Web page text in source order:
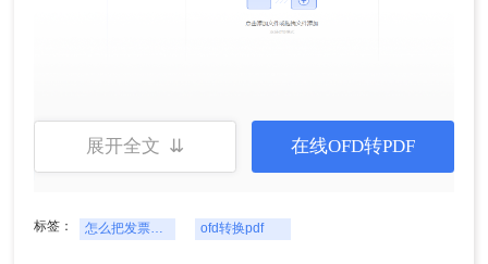
二、使用在线转换工具
具也支持OFD转PDF的功能。这些工具无需安装，
展开全文 ⇊ 在线OFD转PDF
标签： 怎么把发票ofd转换为pdf ofd转换pdf